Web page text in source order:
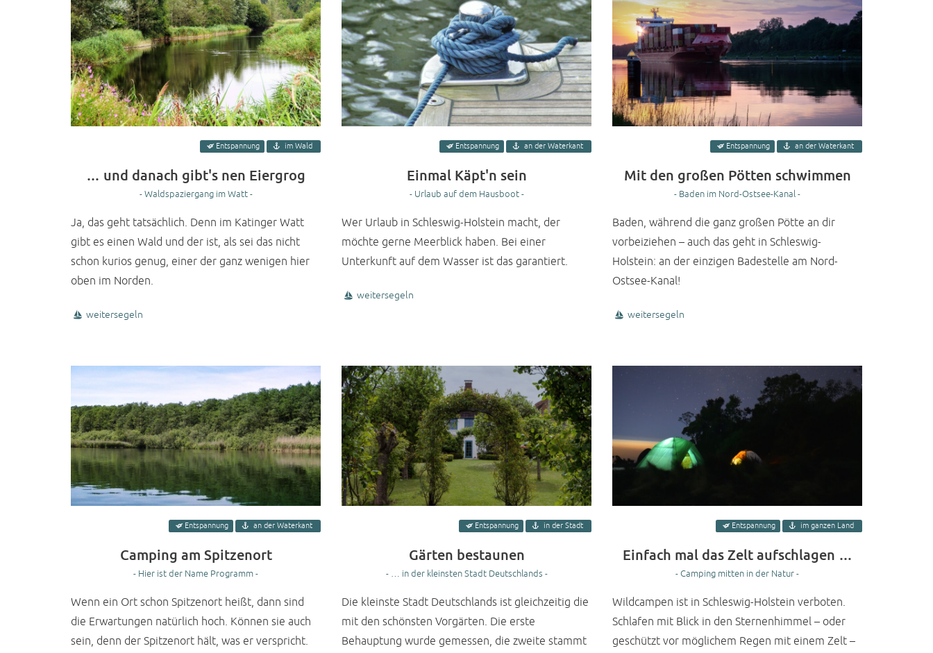
Entspannung im Wald
… und danach gibt's nen Eiergrog
- Waldspaziergang im Watt -
Ja, das geht tatsächlich. Denn im Katinger Watt
gibt es einen Wald und der ist, als sei das nicht
schon kurios genug, einer der ganz wenigen hier
oben im Norden.
weitersegeln
Entspannung an der Waterkant
Einmal Käpt'n sein
- Urlaub auf dem Hausboot -
Wer Urlaub in Schleswig-Holstein macht, der
möchte gerne Meerblick haben. Bei einer
Unterkunft auf dem Wasser ist das garantiert.
weitersegeln
Entspannung an der Waterkant
Mit den großen Pötten schwimmen
- Baden im Nord-Ostsee-Kanal -
Baden, während die ganz großen Pötte an dir
vorbeiziehen – auch das geht in Schleswig-
Holstein: an der einzigen Badestelle am Nord-
Ostsee-Kanal!
weitersegeln
Entspannung an der Waterkant
Camping am Spitzenort
- Hier ist der Name Programm -
Wenn ein Ort schon Spitzenort heißt, dann sind
die Erwartungen natürlich hoch. Können sie auch
sein, denn der Spitzenort hält, was er verspricht.
Entspannung in der Stadt
Gärten bestaunen
- … in der kleinsten Stadt Deutschlands -
Die kleinste Stadt Deutschlands ist gleichzeitig die
mit den schönsten Vorgärten. Die erste
Behauptung wurde gemessen, die zweite stammt
Entspannung im ganzen Land
Einfach mal das Zelt aufschlagen …
- Camping mitten in der Natur -
Wildcampen ist in Schleswig-Holstein verboten.
Schlafen mit Blick in den Sternenhimmel – oder
geschützt vor möglichem Regen mit einem Zelt –